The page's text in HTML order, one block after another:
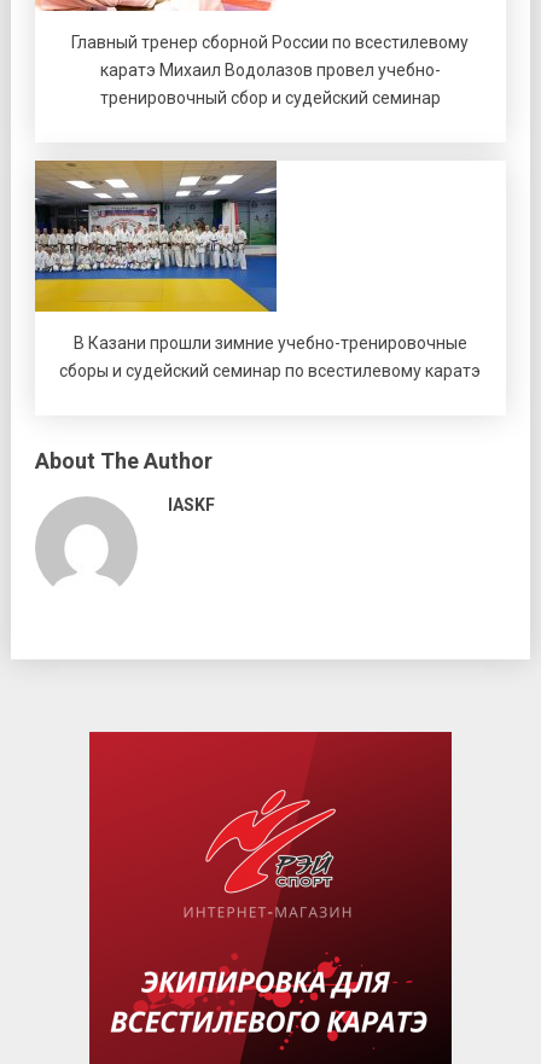
Главный тренер сборной России по всестилевому
каратэ Михаил Водолазов провел учебно-
тренировочный сбор и судейский семинар
В Казани прошли зимние учебно-тренировочные
сборы и судейский семинар по всестилевому каратэ
About The Author
IASKF